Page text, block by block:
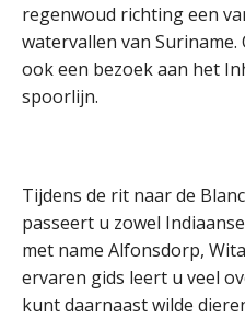
regenwoud richting een
watervallen van
ook een bezoek aan het
spoorlijn.
Tijdens de rit naar de
passeert u zowel
met name Alfonsdorp,
ervaren gids leert u veel
kunt daarnaast wilde